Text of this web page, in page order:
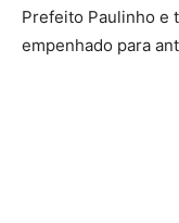
Prefeito Paulinho e
empenhado para